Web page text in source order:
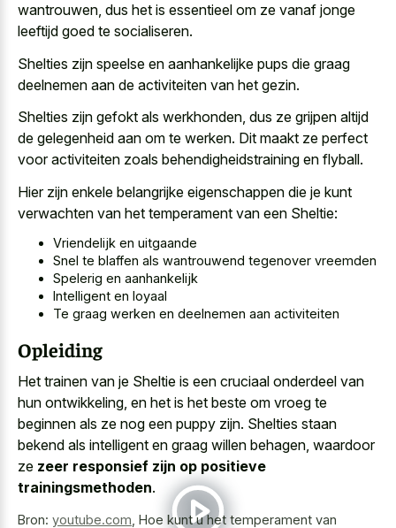
wantrouwen, dus het is essentieel om ze vanaf jonge
leeftijd goed te socialiseren.
Shelties zijn speelse en aanhankelijke pups die graag
deelnemen aan de activiteiten van het gezin.
Shelties zijn gefokt als werkhonden, dus ze grijpen altijd
de gelegenheid aan om te werken. Dit maakt ze perfect
voor activiteiten zoals behendigheidstraining en flyball.
Hier zijn enkele belangrijke eigenschappen die je kunt
verwachten van het temperament van een Sheltie:
Vriendelijk en uitgaande
Snel te blaffen als wantrouwend tegenover vreemden
Spelerig en aanhankelijk
Intelligent en loyaal
Te graag werken en deelnemen aan activiteiten
Opleiding
Het trainen van je Sheltie is een cruciaal onderdeel van
hun ontwikkeling, en het is het beste om vroeg te
beginnen als ze nog een puppy zijn. Shelties staan
bekend als intelligent en graag willen behagen, waardoor
ze zeer responsief zijn op positieve
trainingsmethoden.
Bron: youtube.com, Hoe kunt u het temperament van